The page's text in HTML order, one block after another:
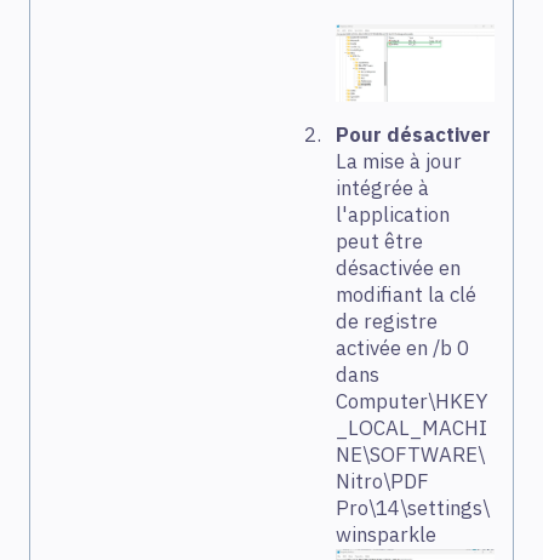
Pour désactiver
La mise à jour
intégrée à
l'application
peut être
désactivée en
modifiant la clé
de registre
activée en /b 0
dans
Computer\HKEY
_LOCAL_MACHI
NE\SOFTWARE\
Nitro\PDF
Pro\14\settings\
winsparkle